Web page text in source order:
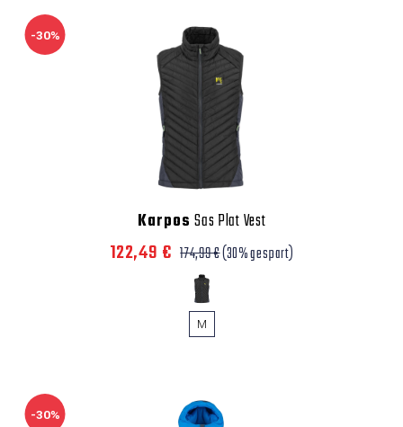
-30%
Karpos Sas Plat Vest
122,49 € 174,99 €(30% gespart)
M
-30%